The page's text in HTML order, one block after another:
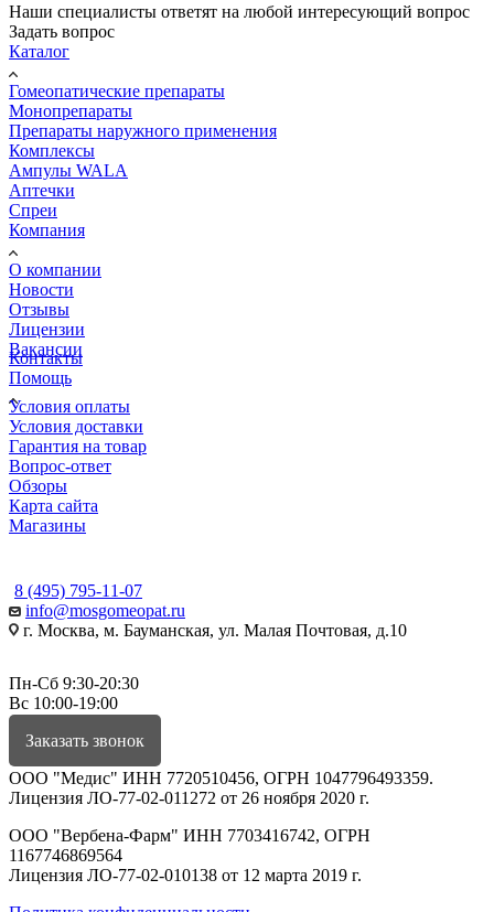
Наши специалисты ответят на любой интересующий вопрос
Задать вопрос
Каталог
Гомеопатические препараты
Монопрепараты
Препараты наружного применения
Комплексы
Ампулы WALA
Аптечки
Спреи
Компания
О компании
Новости
Отзывы
Лицензии
Вакансии
Контакты
Помощь
Условия оплаты
Условия доставки
Гарантия на товар
Вопрос-ответ
Обзоры
Карта сайта
Магазины
8 (495) 795-11-07
info@mosgomeopat.ru
г. Москва, м. Бауманская, ул. Малая Почтовая, д.10
Пн-Сб 9:30-20:30
Вс 10:00-19:00
Заказать звонок
ООО "Медис" ИНН 7720510456, ОГРН 1047796493359.
Лицензия ЛО-77-02-011272 от 26 ноября 2020 г.
ООО "Вербена-Фарм" ИНН 7703416742, ОГРН
1167746869564
Лицензия ЛО-77-02-010138 от 12 марта 2019 г.